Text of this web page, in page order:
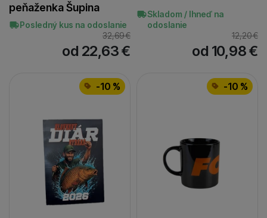
peňaženka Šupina
Posledný kus na odoslanie
32,69€
od 22,63€
Skladom / Ihneď na
odoslanie
12,20€
od 10,98€
-10 % -10 %